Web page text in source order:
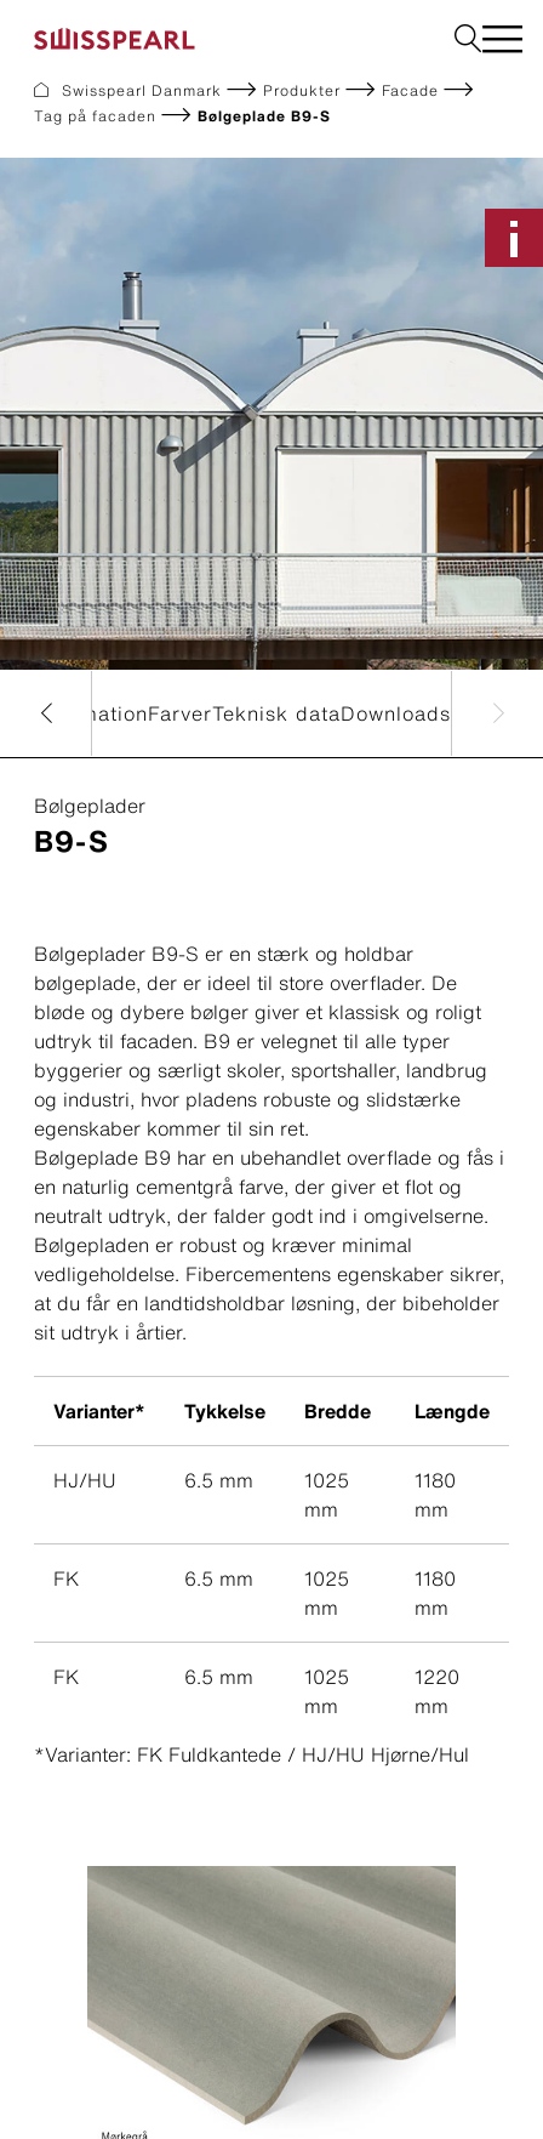
Services
Inspiration
Bestil en produktprøve
Bæredygtighed
Facade
Tag
Interiør
Downloads
Swisspearl Danmark Produkter
Facade
Tag på facaden
Bølgeplade B9-S
FarverTeknisk dataDownloads
Bølgeplader
B9-S
Bølgeplader B9-S er en stærk og holdbar
bølgeplade, der er ideel til store overflader. De
bløde og dybere bølger giver et klassisk og roligt
udtryk til facaden. B9 er velegnet til alle typer
byggerier og særligt skoler, sportshaller, landbrug
og industri, hvor pladens robuste og slidstærke
egenskaber kommer til sin ret.
Bølgeplade B9 har en ubehandlet overflade og fås i
en naturlig cementgrå farve, der giver et flot og
neutralt udtryk, der falder godt ind i omgivelserne.
Bølgepladen er robust og kræver minimal
vedligeholdelse. Fibercementens egenskaber sikrer,
at du får en landtidsholdbar løsning, der bibeholder
sit udtryk i årtier.
Varianter* Tykkelse Bredde Længde
HJ/HU 6.5 mm
1025
mm
1180
mm
FK 6.5 mm
1025
mm
1180
mm
FK 6.5 mm
1025
mm
1220
mm
*Varianter: FK Fuldkantede / HJ/HU Hjørne/Hul